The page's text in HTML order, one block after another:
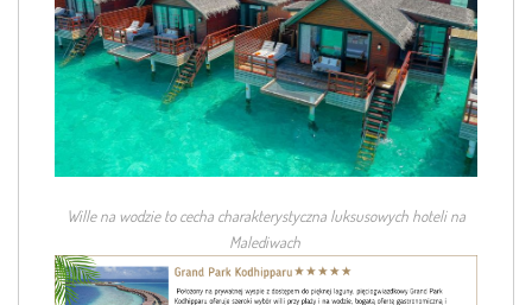
Wille na wodzie to cecha charakterystyczna luksusowych hoteli na
Malediwach